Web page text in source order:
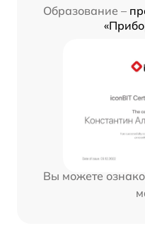
Образование –
Вы можете